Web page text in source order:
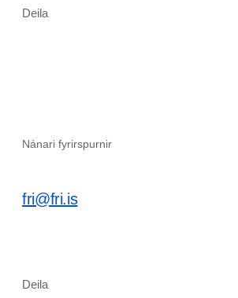
Deila
Nánari fyrirspurnir
fri@fri.is
Deila